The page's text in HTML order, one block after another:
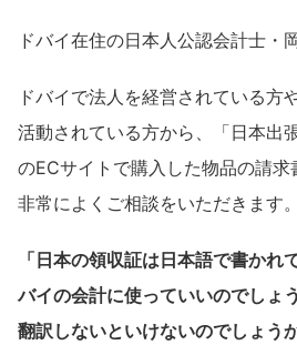
ドバイ在住の日本人公認会計士・
ドバイで法人を経営されている方
活動されている方から、「日本出
のECサイトで購入した物品の請求
非常によくご相談をいただきます。
「日本の領収証は日本語で書かれ
バイの会計に使っていいのでしょ
翻訳しないといけないのでしょうか